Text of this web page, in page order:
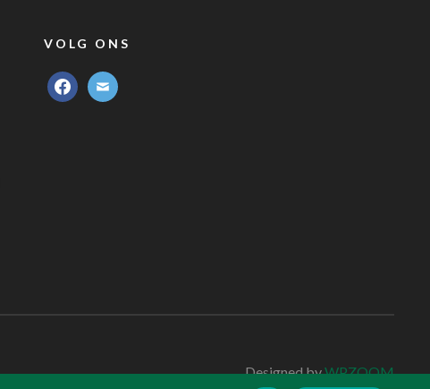
VOLG ONS
facebook
mail
Designed byWPZOOM